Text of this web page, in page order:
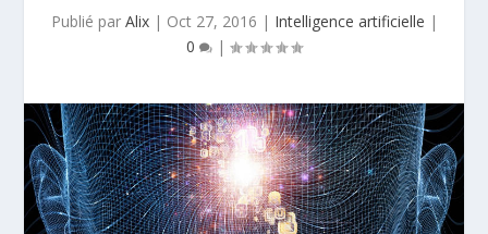
Publié par Alix| Oct 27, 2016 | Intelligence artificielle |
0
|